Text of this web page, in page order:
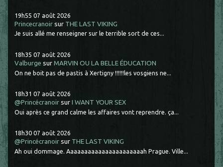
19h55 07 août 2026
Princecranoir sur THE LAST VIKING
Je suis allé me renseigner sur le terrible sort de ces...
18h35 07 août 2026
Valburge surMARVIN OU LA BELLE ÉDUCATION
On ne boit pas de pastis à Xertigny !!!!!!les vosgiens ne...
18h31 07 août 2026
@Princécranoir surI WANT YOUR SEX
Oui après ce grand calme les affaires vont reprendre. ça...
18h30 07 août 2026
@Princécranoir sur THE LAST VIKING
Ah oui dommage. Aaaaaaaaaaaaaaaaaaaaaah Prague. Ville...